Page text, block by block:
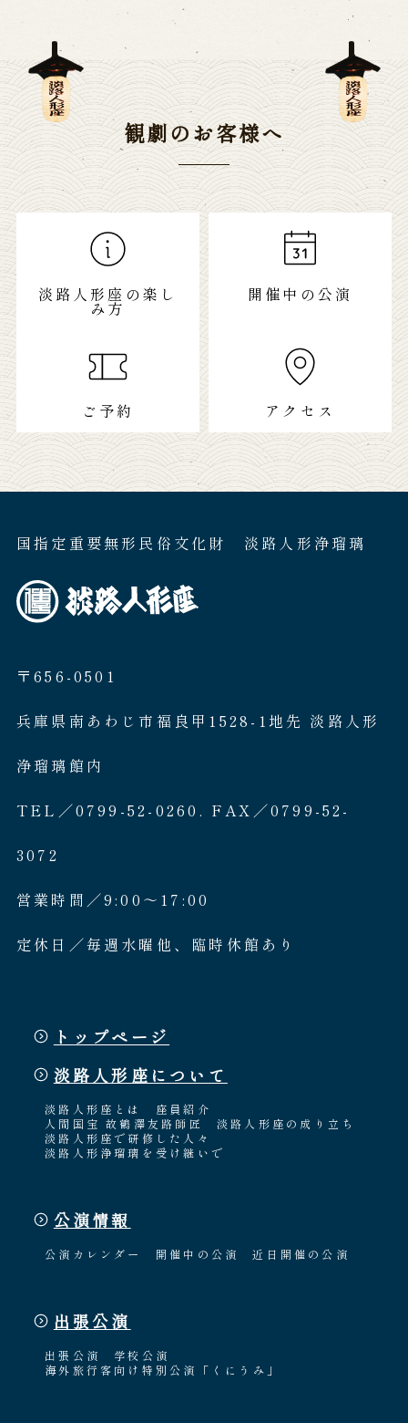
観劇のお客様へ
淡路人形座の楽し
み方
開催中の公演
ご予約 アクセス
国指定重要無形民俗文化財 淡路人形浄瑠璃
〒656-0501
兵庫県南あわじ市福良甲1528-1地先 淡路人形
浄瑠璃館内
TEL／0799-52-0260. FAX／0799-52-
3072
営業時間／9:00〜17:00
定休日／毎週水曜他、臨時休館あり
トップページ
淡路人形座について
淡路人形座とは
座員紹介
人間国宝 故鶴澤友路師匠
淡路人形座の成り立ち
淡路人形座で研修した人々
淡路人形浄瑠璃を受け継いで
公演情報
公演カレンダー 開催中の公演 近日開催の公演
出張公演
出張公演
学校公演
海外旅行客向け特別公演「くにうみ」